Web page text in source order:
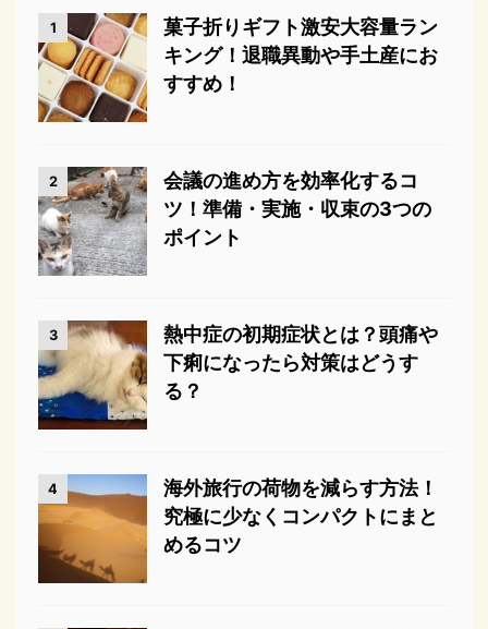
1
菓子折りギフト激安大容量ラン
キング！退職異動や手土産にお
すすめ！
2
会議の進め方を効率化するコ
ツ！準備・実施・収束の3つの
ポイント
3
熱中症の初期症状とは？頭痛や
下痢になったら対策はどうす
る？
4
海外旅行の荷物を減らす方法！
究極に少なくコンパクトにまと
めるコツ